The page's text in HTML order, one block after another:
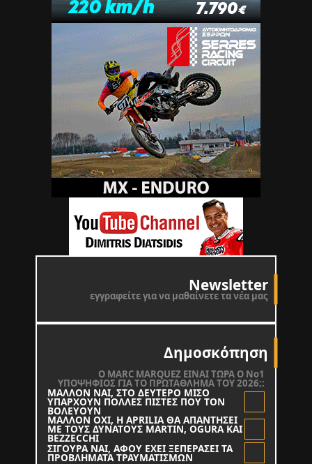
Newsletter
εγγραφείτε για να μαθαίνετε τα νέα μας
Δημοσκόπηση
O MARC MARQUEZ ΕΙΝΑΙ ΤΩΡΑ Ο Νο1
ΥΠΟΨΗΦΙΟΣ ΓΙΑ ΤΟ ΠΡΩΤΑΘΛΗΜΑ ΤΟΥ 2026;:
ΜΑΛΛΟΝ ΝΑΙ, ΣΤΟ ΔΕΥΤΕΡΟ ΜΙΣΟ
ΥΠΑΡΧΟΥΝ ΠΟΛΛΕΣ ΠΙΣΤΕΣ ΠΟΥ ΤΟΝ
ΒΟΛΕΥΟΥΝ
ΜΑΛΛΟΝ ΟΧΙ, Η APRILIA ΘΑ ΑΠΑΝΤΗΣΕΙ
ΜΕ ΤΟΥΣ ΔΥΝΑΤΟΥΣ MARTIN, OGURA KAI
BEZZECCHI
ΣΙΓΟΥΡΑ ΝΑΙ, ΑΦΟΥ ΕΧΕΙ ΞΕΠΕΡΑΣΕΙ ΤΑ
ΠΡΟΒΛΗΜΑΤΑ ΤΡΑΥΜΑΤΙΣΜΩΝ